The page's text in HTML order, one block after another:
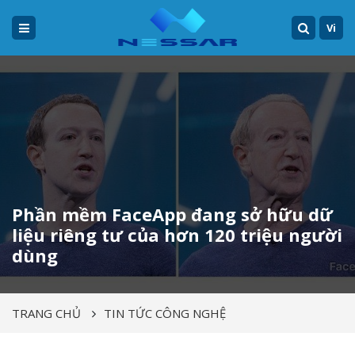
Vi
Phần mềm FaceApp đang sở hữu dữ
liệu riêng tư của hơn 120 triệu người
dùng
TRANG CHỦ TIN TỨC CÔNG NGHỆ